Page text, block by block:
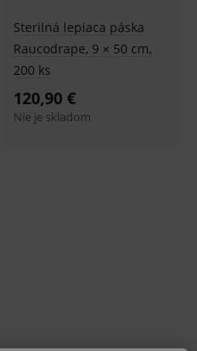
Sterilná lepiaca páska
Raucodrape, 9 × 50 cm,
200 ks
120,90 €
Nie je skladom